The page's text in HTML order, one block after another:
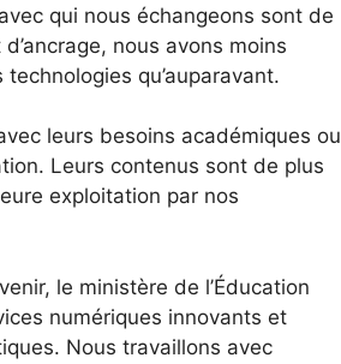
qui nous échangeons sont de
d’ancrage, nous avons moins
qu’auparavant.
leurs besoins académiques ou
Leurs contenus sont de plus
exploitation par nos
le ministère de l’Éducation
numériques innovants et
Nous travaillons avec